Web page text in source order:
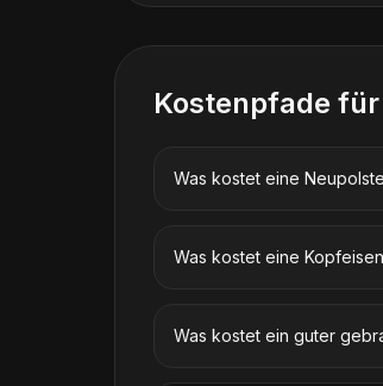
Kostenpfade für
Was kostet eine
Was kostet eine
Was kostet ein guter